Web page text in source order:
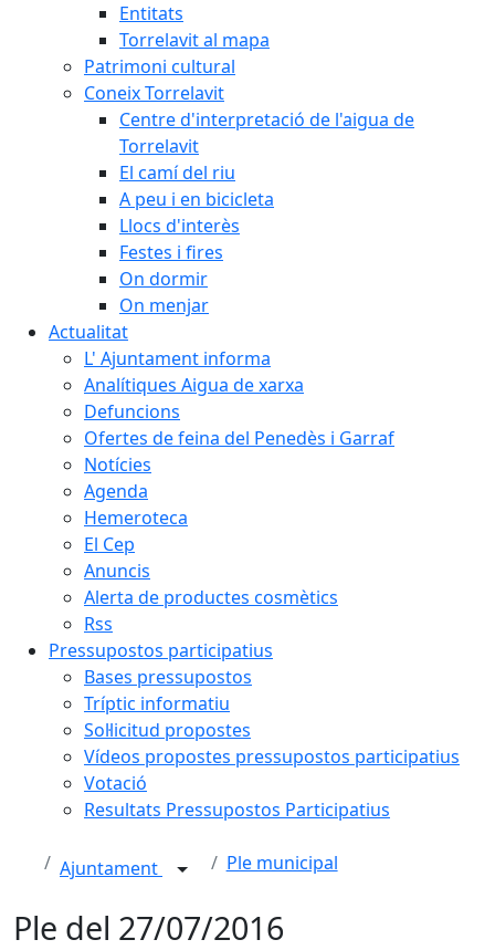
Entitats
Torrelavit al mapa
Patrimoni cultural
Coneix Torrelavit
Centre d'interpretació de l'aigua de
Torrelavit
El camí del riu
A peu i en bicicleta
Llocs d'interès
Festes i fires
On dormir
On menjar
Actualitat
L' Ajuntament informa
Analítiques Aigua de xarxa
Defuncions
Ofertes de feina del Penedès i Garraf
Notícies
Agenda
Hemeroteca
El Cep
Anuncis
Alerta de productes cosmètics
Rss
Pressupostos participatius
Bases pressupostos
Tríptic informatiu
Sol·licitud propostes
Vídeos propostes pressupostos participatius
Votació
Resultats Pressupostos Participatius
Ajuntament Ple municipal
Ple del 27/07/2016